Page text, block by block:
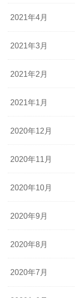
2021年4月
2021年3月
2021年2月
2021年1月
2020年12月
2020年11月
2020年10月
2020年9月
2020年8月
2020年7月